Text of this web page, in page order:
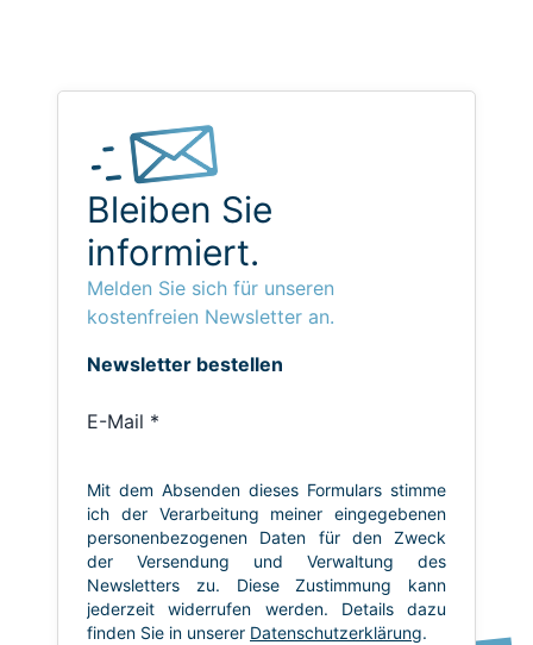
Bleiben Sie
informiert.
Melden Sie sich für unseren
kostenfreien Newsletter an.